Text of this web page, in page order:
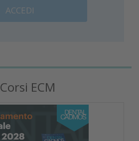
ACCEDI
Corsi ECM